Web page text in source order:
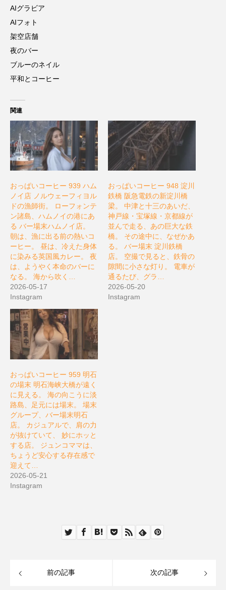
AIグラビア
AIフォト
架空店舗
夜のバー
ブルーのネイル
平和とコーヒー
関連
おっぱいコーヒー 939 ハム
ノイ店 ノルウェーフィヨル
ドの漁師街。 ローフォンテ
ン諸島、ハムノイの港にあ
る バー場末ハムノイ店。
朝は、漁に出る前の熱いコ
ーヒー。 昼は、冷えた身体
に染みる英国風カレー。 夜
は、ようやく本命のバーに
なる。 海から吹く…
2026-05-17
Instagram
おっぱいコーヒー 948 淀川
鉄橋 阪急電鉄の新淀川橋
梁。 中津と十三のあいだ、
神戸線・宝塚線・京都線が
並んで走る、あの巨大な鉄
橋。 その途中に、なぜかあ
る。 バー場末 淀川鉄橋
店。 空撮で見ると、鉄骨の
隙間に小さな灯り。 電車が
通るたび、グラ…
2026-05-20
Instagram
おっぱいコーヒー 959 明石
の場末 明石海峡大橋が遠く
に見える。 海の向こうに淡
路島、足元には場末。 場末
グループ、バー場末明石
店。 カジュアルで、肩の力
が抜けていて、 妙にホッと
する店。 ジュンコママは、
ちょうど安心する存在感で
迎えて…
2026-05-21
Instagram
前の記事 次の記事